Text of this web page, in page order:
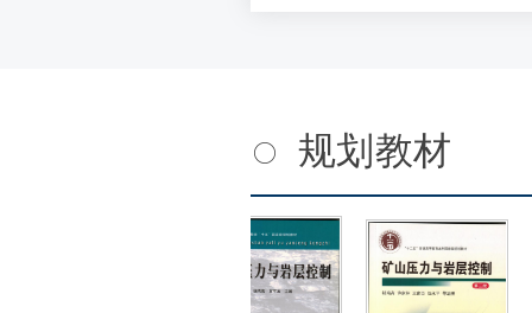
规划教材